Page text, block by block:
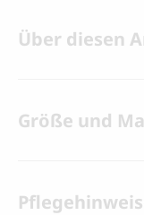
Über diesen
Größe und